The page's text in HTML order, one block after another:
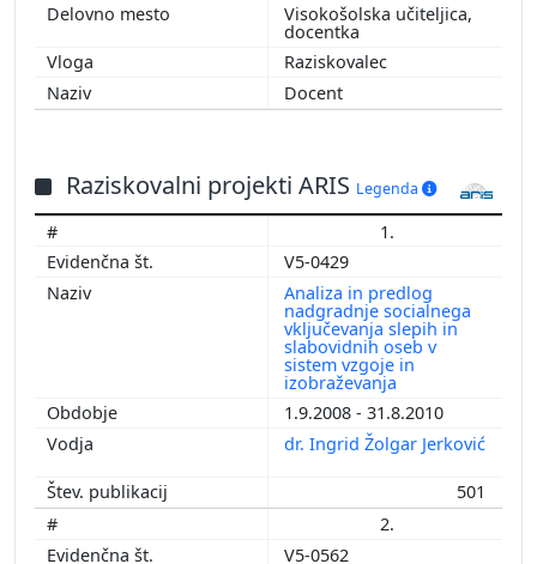
Visokošolska učiteljica,
docentka
Raziskovalec
Docent
Raziskovalni projekti ARIS Legenda
1.
V5-0429
Analiza in predlog
nadgradnje socialnega
vključevanja slepih in
slabovidnih oseb v
sistem vzgoje in
izobraževanja
1.9.2008 - 31.8.2010
dr. Ingrid Žolgar Jerković
501
2.
V5-0562